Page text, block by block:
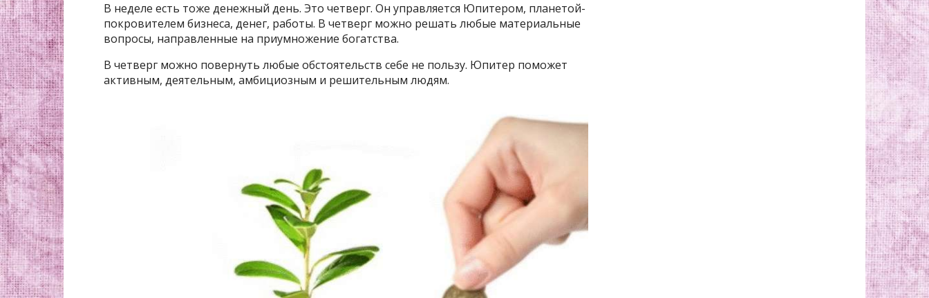
В неделе есть тоже денежный день. Это четверг. Он управляется Юпитером, планетой-
покровителем бизнеса, денег, работы. В четверг можно решать любые материальные
вопросы, направленные на приумножение богатства.
В четверг можно повернуть любые обстоятельств себе не пользу. Юпитер поможет
активным, деятельным, амбициозным и решительным людям.